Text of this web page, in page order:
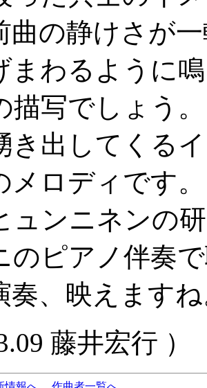
曲の静けさが
まわるように
描写でしょう
き出してくる
メロディです。
ュンニネンの
のピアノ伴奏
奏、映えます
藤井宏行 ）